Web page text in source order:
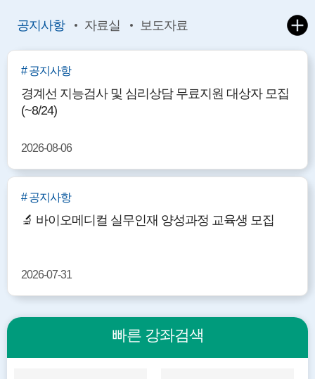
공지사항
# 공지사항
경계선 지능검사 및 심리상담 무료지원 대상자 모집
(~8/24)
2026-08-06
# 공지사항
🔬 바이오메디컬 실무인재 양성과정 교육생 모집
2026-07-31
자료실 보도자료
빠른 강좌검색